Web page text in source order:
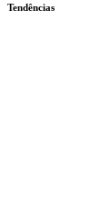
Tendências